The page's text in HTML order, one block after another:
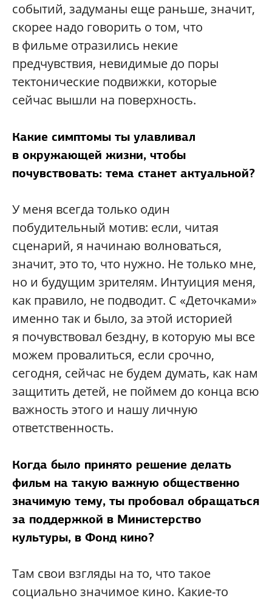
событий, задуманы еще раньше, значит,
скорее надо говорить о том, что
в фильме отразились некие
предчувствия, невидимые до поры
тектонические подвижки, которые
сейчас вышли на поверхность.
Какие симптомы ты улавливал
в окружающей жизни, чтобы
почувствовать: тема станет актуальной?
У меня всегда только один
побудительный мотив: если, читая
сценарий, я начинаю волноваться,
значит, это то, что нужно. Не только мне,
но и будущим зрителям. Интуиция меня,
как правило, не подводит. С «Деточками»
именно так и было, за этой историей
я почувствовал бездну, в которую мы все
можем провалиться, если срочно,
сегодня, сейчас не будем думать, как нам
защитить детей, не поймем до конца всю
важность этого и нашу личную
ответственность.
Когда было принято решение делать
фильм на такую важную общественно
значимую тему, ты пробовал обращаться
за поддержкой в Министерство
культуры, в Фонд кино?
Там свои взгляды на то, что такое
социально значимое кино. Какие-то